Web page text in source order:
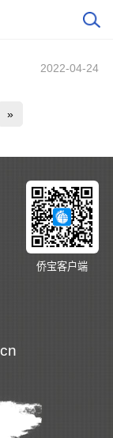
2022-04-24
»
侨宝客户端